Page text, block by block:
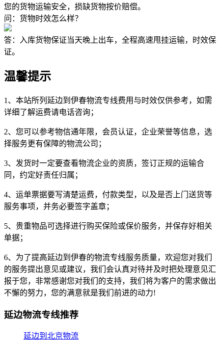
您的货物运输安全，损缺货物按价赔偿。
问：货物时效怎么样？
答：入库货物保证当天晚上出车，全程高速甩挂运输，时效保
证。
温馨提示
1、本站所列延边到伊春物流专线费用与时效仅供参考，如需
详细了解运费请电话咨询；
2、您可以参考物信通年限，会员认证，企业荣誉等信息，选
择服务更有保障的物流公司；
3、发货时一定要查看物流企业的资质，签订正规的运输合
同，约定好责任归属；
4、运单票据要写清楚运费，付款类型，以及是否上门送货等
服务事项，并务必要签字盖章；
5、贵重物品可选择进行购买保险或保价服务，并保存好相关
单据；
6、为了提高延边到伊春的物流专线服务质量，欢迎您对我们
的服务提出意见或建议，我们会认真对待并及时把处理意见汇
报于您，非常感谢您对我们的支持，我们将为客户的需求做出
不懈的努力，您的满意就是我们前进的动力!
延边物流专线推荐
延边到北京物流